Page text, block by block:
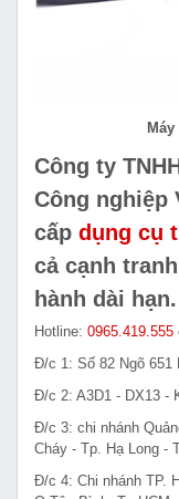
Công ty
Công nghiệp
cấp dụng cụ
cả cạnh
hành dài hạn.
Hotline: 0965.419.555
Đ/c 1: Số 82 Ngõ 651
Đ/c 2: A3D1 - DX13 -
Đ/c 3: chi nhánh
Cháy - Tp. Hạ Long -
Đ/c 4: Chi nhánh TP.